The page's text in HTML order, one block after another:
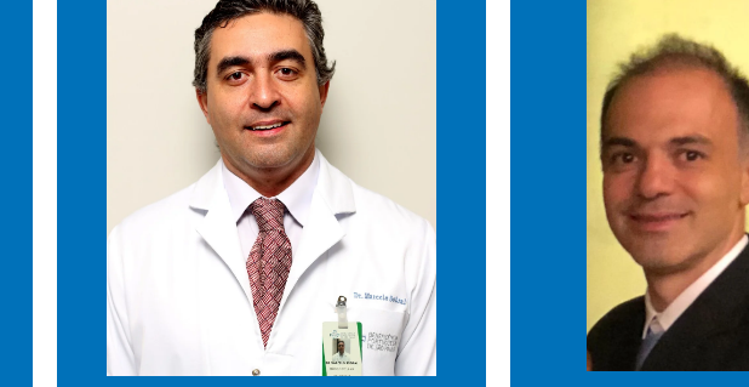
Dr. Marcelo Luiz Sobral
Doutorando em Cirurgia Torácica e
Cardiovascular pelo INCOR/USP, Membro
Titular da Sociedade Brasileira de Cirurgia
Cardiovascular, Título de Especialista em
Cirurgia Cardiovascular pela AMB, Membro
Habilitado e Especialista do Departamento
de Estimulação Cardíaca Artificial (DECA).
MBA Executivo em Saúde pela FGV. Título de
Especialista em Medicina do Trabalho e
Medicina do Tráfego pela AMB.
LinkedIn
Medicina pela UNISA –
Santo Amaro
Residência Médica em
Obstetrícia e
Benemérita Sociedade
Beneficência Centro
Ginecologia e
Joaquim (em
Título de Especialista
Obstetrícia pela AMB –
Brasileira (em
Título de Especialista
Tráfego pela AMB –
Brasileira (em
Título de Especialista
Trabalho pela AMB –